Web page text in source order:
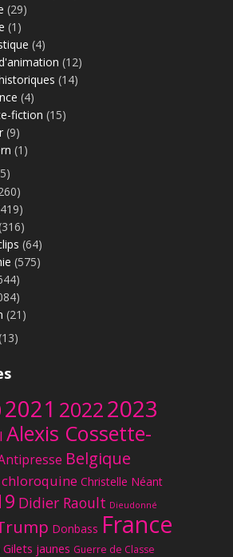
(29)
(1)
(4)
(12)
(14)
(4)
fiction (15)
(9)
(1)
(64)
(575)
(21)
2021 20222023
Alexis Cossette-
Belgique
chloroquine Christelle Néant
Didier Raoult Dieudonné
Donbass France
Gilets jaunes Guerre de Classe